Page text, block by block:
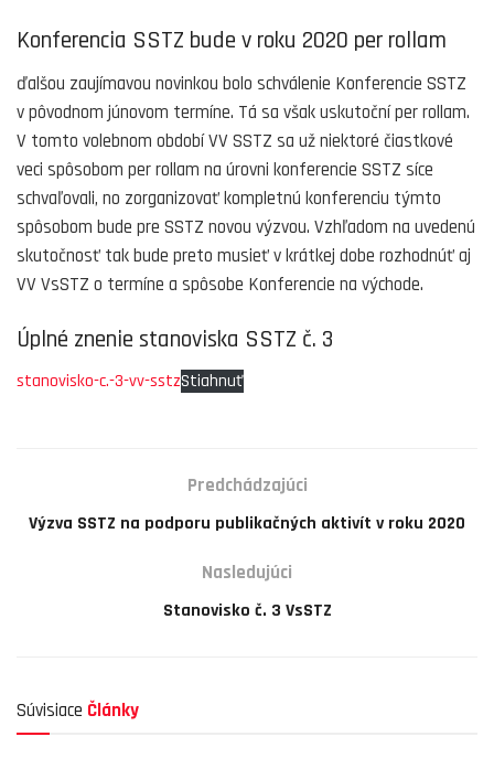
Konferencia SSTZ bude v roku 2020 per rollam
ďalšou zaujímavou novinkou bolo schválenie Konferencie SSTZ
v pôvodnom júnovom termíne. Tá sa však uskutoční per rollam.
V tomto volebnom období VV SSTZ sa už niektoré čiastkové
veci spôsobom per rollam na úrovni konferencie SSTZ síce
schvaľovali, no zorganizovať kompletnú konferenciu týmto
spôsobom bude pre SSTZ novou výzvou. Vzhľadom na uvedenú
skutočnosť tak bude preto musieť v krátkej dobe rozhodnúť aj
VV VsSTZ o termíne a spôsobe Konferencie na východe.
Úplné znenie stanoviska SSTZ č. 3
stanovisko-c.-3-vv-sstzStiahnuť
Predchádzajúci
Výzva SSTZ na podporu publikačných aktivít v roku 2020
Nasledujúci
Stanovisko č. 3 VsSTZ
Súvisiace Články
AKTUALITY